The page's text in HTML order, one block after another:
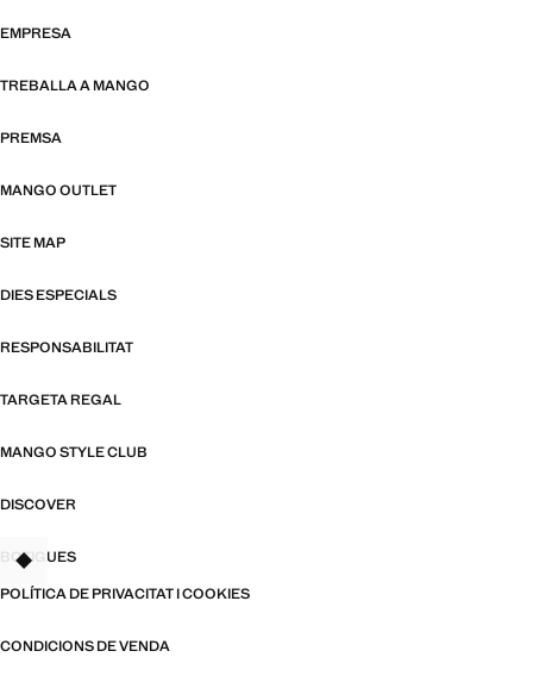
EMPRESA
TREBALLA A MANGO
PREMSA
MANGO OUTLET
SITE MAP
DIES ESPECIALS
RESPONSABILITAT
TARGETA REGAL
MANGO STYLE CLUB
DISCOVER
BOTIGUES
POLÍTICA DE PRIVACITAT I COOKIES
CONDICIONS DE VENDA